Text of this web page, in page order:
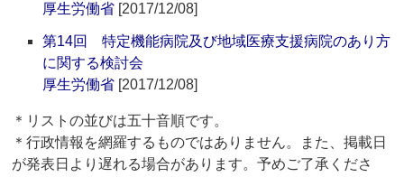
厚生労働省 [2017/12/08]
第14回 特定機能病院及び地域医療支援病院のあり方
に関する検討会
厚生労働省 [2017/12/08]
＊リストの並びは五十音順です。
＊行政情報を網羅するものではありません。また、掲載日
が発表日より遅れる場合があります。予めご了承くださ